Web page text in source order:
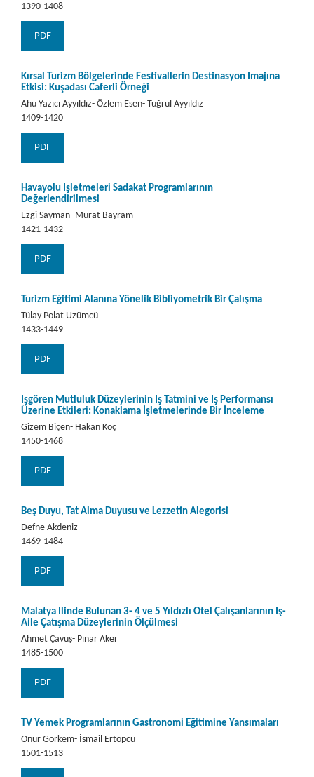
1390-1408
PDF
Kırsal Turizm Bölgelerinde Festivallerin Destinasyon İmajına
Etkisi: Kuşadası Caferli Örneği
Ahu Yazıcı Ayyıldız- Özlem Esen- Tuğrul Ayyıldız
1409-1420
PDF
Havayolu İşletmeleri Sadakat Programlarının
Değerlendirilmesi
Ezgi Sayman- Murat Bayram
1421-1432
PDF
Turizm Eğitimi Alanına Yönelik Bibliyometrik Bir Çalışma
Tülay Polat Üzümcü
1433-1449
PDF
İşgören Mutluluk Düzeylerinin İş Tatmini ve İş Performansı
Üzerine Etkileri: Konaklama İşletmelerinde Bir İnceleme
Gizem Biçen- Hakan Koç
1450-1468
PDF
Beş Duyu, Tat Alma Duyusu ve Lezzetin Alegorisi
Defne Akdeniz
1469-1484
PDF
Malatya İlinde Bulunan 3- 4 ve 5 Yıldızlı Otel Çalışanlarının İş-
Aile Çatışma Düzeylerinin Ölçülmesi
Ahmet Çavuş- Pınar Aker
1485-1500
PDF
TV Yemek Programlarının Gastronomi Eğitimine Yansımaları
Onur Görkem- İsmail Ertopcu
1501-1513